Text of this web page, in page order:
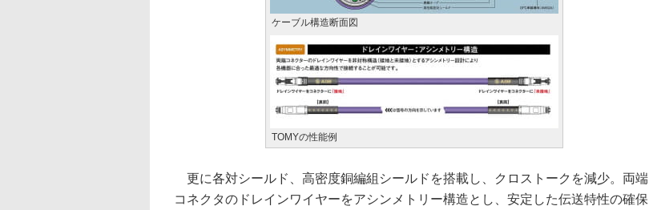
ケーブル構造断面図
TOMYの性能例
更に各対シールド、高密度銅編組シールドを搭載し、クロストークを減少。両端
コネクタのドレインワイヤーをアシンメトリー構造とし、安定した伝送特性の確保